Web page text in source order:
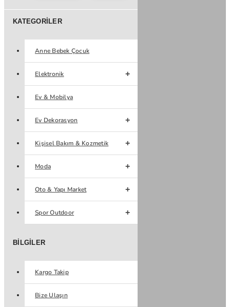
KATEGORILER
Anne Bebek Çocuk
Elektronik
Ev & Mobilya
Ev Dekorasyon
Kişisel Bakım & Kozmetik
Moda
Oto & Yapı Market
Spor Outdoor
BILGILER
Kargo Takip
Bize Ulaşın